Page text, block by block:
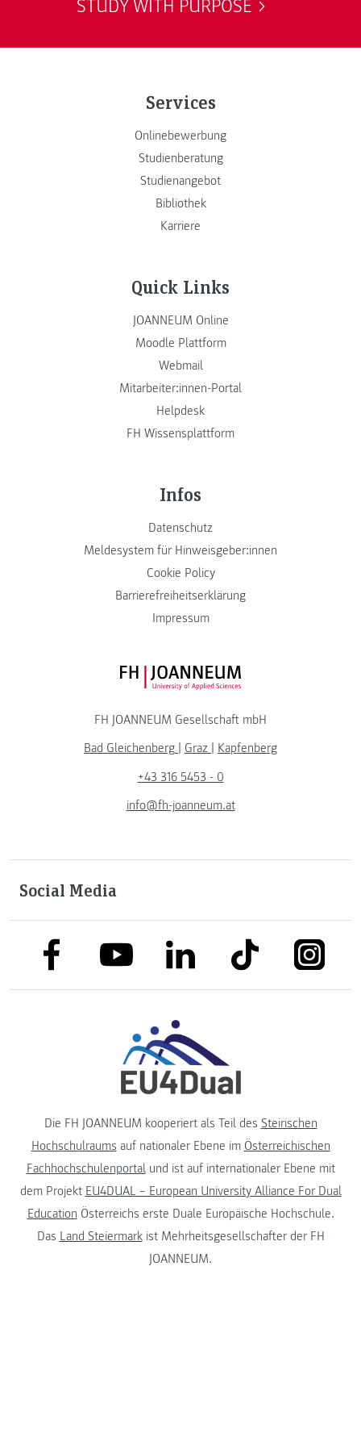
STUDY WITH PURPOSE
Services
Onlinebewerbung
Studienberatung
Studienangebot
Bibliothek
Karriere
Quick Links
JOANNEUM Online
Moodle Plattform
Webmail
Mitarbeiter:innen-Portal
Helpdesk
FH Wissensplattform
Infos
Datenschutz
Meldesystem für Hinweisgeber:innen
Cookie Policy
Barrierefreiheitserklärung
Impressum
FH JOANNEUM Logo
FH JOANNEUM Gesellschaft mbH
Bad Gleichenberg
Graz
Kapfenberg
+43 316 5453 - 0
info@fh-joanneum.at
Social Media
link to facebooklink to youtubelink to linkedinlink to tiktok
Die FH JOANNEUM kooperiert als Teil des Steirischen
Hochschulraums auf nationaler Ebene im Österreichischen
Fachhochschulenportalund ist auf internationaler Ebene mit
dem Projekt EU4DUAL – European University Alliance For Dual
Education Österreichs erste Duale Europäische Hochschule.
Das Land Steiermarkist Mehrheitsgesellschafter der FH
JOANNEUM.